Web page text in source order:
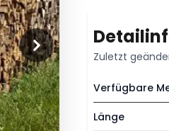
Zuletzt
Verfügbare
Länge